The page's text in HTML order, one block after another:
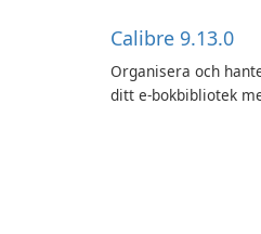
Calibre 9.13.0
Organisera och
ditt e-bokbibliotek